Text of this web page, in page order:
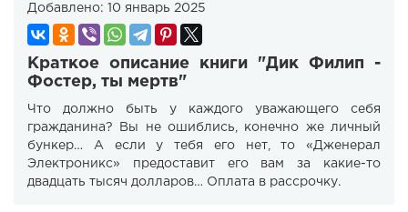
Добавлено: 10 январь 2025
Краткое описание книги "Дик Филип -
Фостер, ты мертв"
Что должно быть у каждого уважающего себя
гражданина? Вы не ошиблись, конечно же личный
бункер… А если у тебя его нет, то «Дженерал
Электроникс» предоставит его вам за какие-то
двадцать тысяч долларов… Оплата в рассрочку.